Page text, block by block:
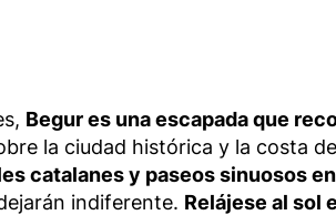
Begur es una escapada que
la ciudad histórica y la costa
catalanes y paseos sinuosos
indiferente. Relájese al sol